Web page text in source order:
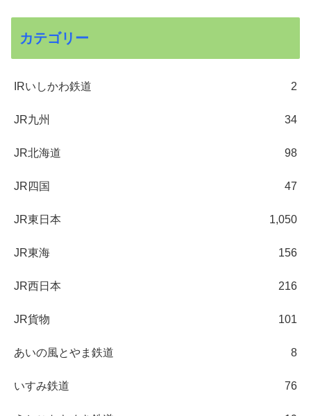
カテゴリー
IRいしかわ鉄道 2
JR九州 34
JR北海道 98
JR四国 47
JR東日本 1,050
JR東海 156
JR西日本 216
JR貨物 101
あいの風とやま鉄道 8
いすみ鉄道 76